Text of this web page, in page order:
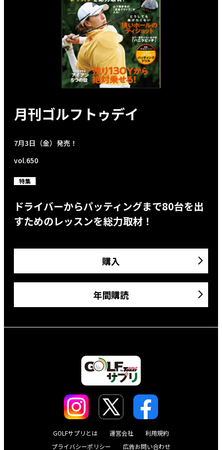
月刊ゴルフトゥデイ
7月3日（金）発売！
vol.650
特集
ドライバーからパッティングまで80台を出
すためのレッスンを総力取材！
購入
年間購読
GOLFサプリとは 運営会社
利用規約
プライバシーポリシー
広告お問い合わせ